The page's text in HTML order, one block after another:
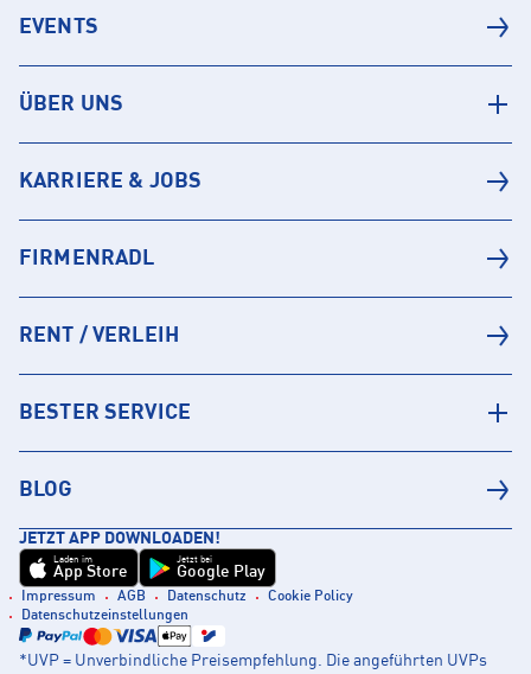
EVENTS
ÜBER UNS
KARRIERE & JOBS
FIRMENRADL
RENT / VERLEIH
BESTER SERVICE
BLOG
JETZT APP DOWNLOADEN!
Laden im
App Store
Jetzt bei
Google Play
Impressum AGB Datenschutz
Cookie Policy
Datenschutzeinstellungen
*UVP = Unverbindliche Preisempfehlung. Die angeführten UVPs